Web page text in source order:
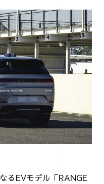
るEVモデル「RANGE